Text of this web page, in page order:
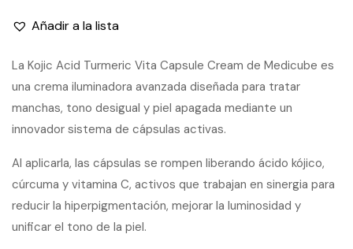
Añadir a la lista
La Kojic Acid Turmeric Vita Capsule Cream de Medicube es
una crema iluminadora avanzada diseñada para tratar
manchas, tono desigual y piel apagada mediante un
innovador sistema de cápsulas activas.
Al aplicarla, las cápsulas se rompen liberando ácido kójico,
cúrcuma y vitamina C, activos que trabajan en sinergia para
reducir la hiperpigmentación, mejorar la luminosidad y
unificar el tono de la piel.